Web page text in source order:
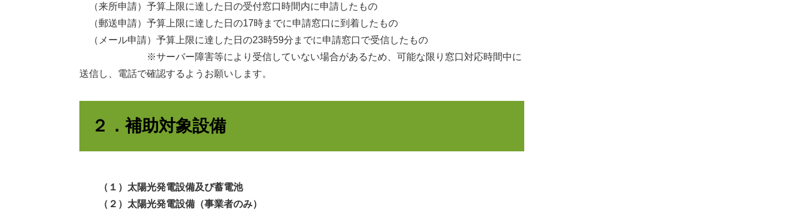
（来所申請）予算上限に達した日の受付窓口時間内に申請したもの
（郵送申請）予算上限に達した日の17時までに申請窓口に到着したもの
（メール申請）予算上限に達した日の23時59分までに申請窓口で受信したもの
※サーバー障害等により受信していない場合があるため、可能な限り窓口対応時間中に
送信し、電話で確認するようお願いします。
２．補助対象設備
（１）太陽光発電設備及び蓄電池
（２）太陽光発電設備（事業者のみ）